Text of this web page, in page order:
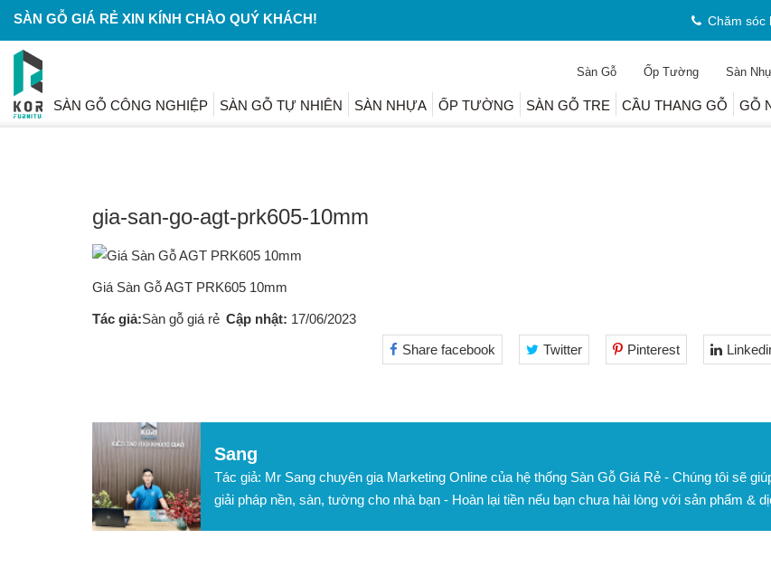
SÀN GỖ GIÁ RẺ XIN KÍNH CHÀO QUÝ KHÁCH! Chăm sóc
Sàn Gỗ Ốp Tường Sàn
SÀN GỖ CÔNG NGHIỆP SÀN GỖ TỰ NHIÊN SÀN NHỰA ỐP TƯỜNG SÀN GỖ TRE CẦU THANG GỖ GỖ
gia-san-go-agt-prk605-10mm
Giá Sàn Gỗ AGT PRK605 10mm
Tác giả:Sàn gỗ giá rẻ Cập nhật: 17/06/2023
Share facebook
Twitter Pinterest
Sang
Tác giả: Mr Sang chuyên gia Marketing Online của hệ thống Sàn Gỗ Giá Rẻ - Chúng tôi sẽ
giải pháp nền, sàn, tường cho nhà bạn - Hoàn lại tiền nếu bạn chưa hài lòng với sản phẩm &